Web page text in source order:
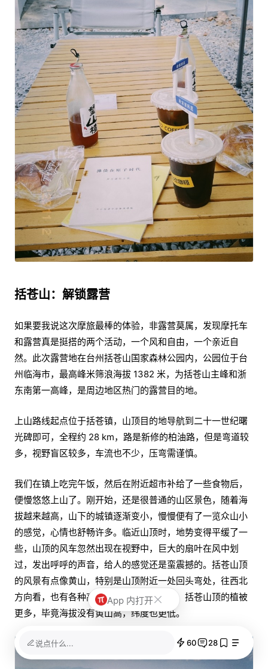
括苍山：解锁露营
如果要我说这次摩旅最棒的体验，非露营莫属，发现摩托车
和露营真是挺搭的两个活动，一个风和自由，一个亲近自
然。此次露营地在台州括苍山国家森林公园内，公园位于台
州临海市，最高峰米筛浪海拔 1382 米，为括苍山主峰和浙
东南第一高峰，是周边地区热门的露营目的地。
上山路线起点位于括苍镇，山顶目的地导航到二十一世纪曙
光碑即可，全程约 28 km，路是新修的柏油路，但是弯道较
多，视野盲区较多，车流也不少，压弯需谨慎。
我们在镇上吃完午饭，然后在附近超市补给了一些食物后，
便慢悠悠上山了。刚开始，还是很普通的山区景色，随着海
拔越来越高，山下的城镇逐渐变小，慢慢便有了一览众山小
的感觉，心情也舒畅许多。临近山顶时，地势变得平缓了一
些，山顶的风车忽然出现在视野中，巨大的扇叶在风中划
过，发出呼呼的声音，给人的感觉还是蛮震撼的。括苍山顶
的风景有点像黄山，特别是山顶附近一处回头弯处，往西北
方向看，也有各种高耸的奇石，相比之下，括苍山顶的植被
更多，毕竟海拔没有黄山高，纬度也更低。
说点什么... 60 28
App 内打开